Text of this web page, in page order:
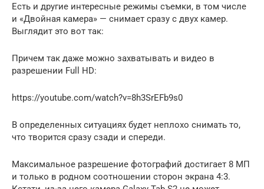
Есть и другие интересные режимы съемки, в том числе
и «Двойная камера» — снимает сразу с двух камер.
Выглядит это вот так:
Причем так даже можно захватывать и видео в
разрешении Full HD:
https://youtube.com/watch?v=8h3SrEFb9s0
В определенных ситуациях будет неплохо снимать то,
что творится сразу сзади и спереди.
Максимальное разрешение фотографий достигает 8 МП
и только в родном соотношении сторон экрана 4:3.